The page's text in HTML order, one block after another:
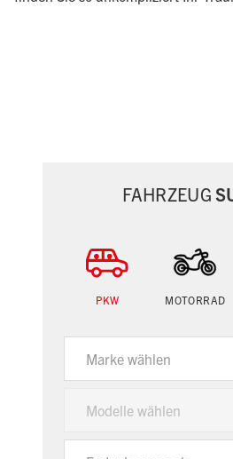
FAHRZEUG
PKW MOTORRAD
Marke wählen
Modelle wählen